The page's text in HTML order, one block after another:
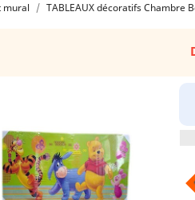
mural TABLEAUX décoratifs Chambre